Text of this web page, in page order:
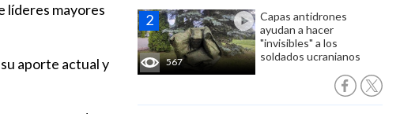
567
Capas antidrones
ayudan a hacer
"invisibles" a los
soldados ucranianos
líderes mayores
aporte actual y